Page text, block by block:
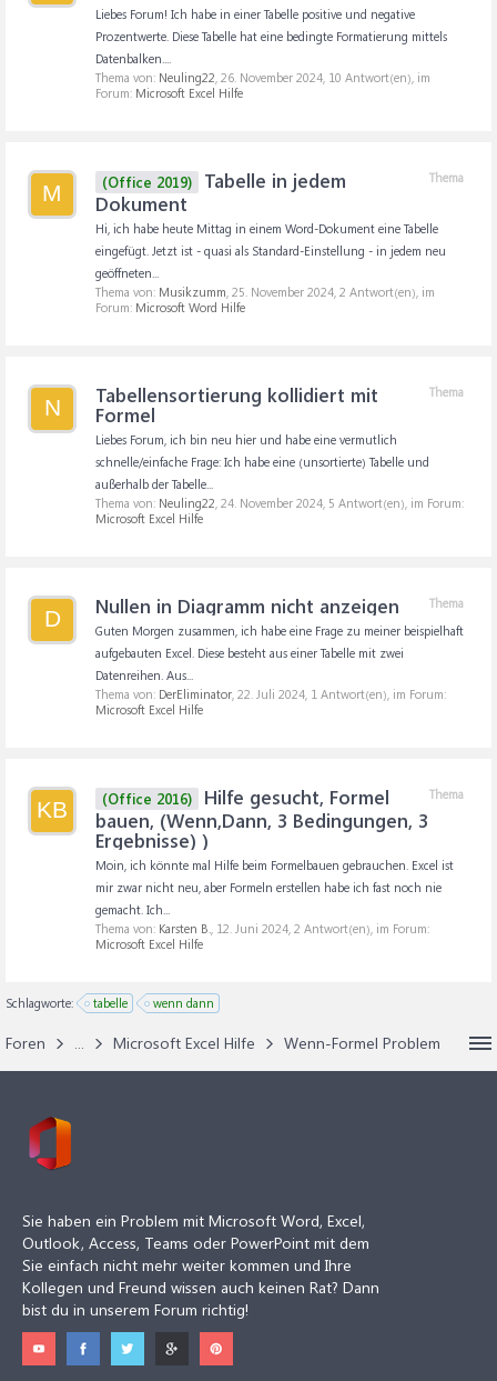
Liebes Forum! Ich habe in einer Tabelle positive und negative
Prozentwerte. Diese Tabelle hat eine bedingte Formatierung mittels
Datenbalken....
Thema von: Neuling22, 26. November 2024, 10 Antwort(en), im
Forum: Microsoft Excel Hilfe
M
Thema
(Office 2019)
Tabelle in jedem
Dokument
Hi, ich habe heute Mittag in einem Word-Dokument eine Tabelle
eingefügt. Jetzt ist - quasi als Standard-Einstellung - in jedem neu
geöffneten...
Thema von: Musikzumm, 25. November 2024, 2 Antwort(en), im
Forum: Microsoft Word Hilfe
N
Thema
Tabellensortierung kollidiert mit
Formel
Liebes Forum, ich bin neu hier und habe eine vermutlich
schnelle/einfache Frage: Ich habe eine (unsortierte) Tabelle und
außerhalb der Tabelle...
Thema von: Neuling22, 24. November 2024, 5 Antwort(en), im Forum:
Microsoft Excel Hilfe
D
Thema
Nullen in Diagramm nicht anzeigen
Guten Morgen zusammen, ich habe eine Frage zu meiner beispielhaft
aufgebauten Excel. Diese besteht aus einer Tabelle mit zwei
Datenreihen. Aus...
Thema von: DerEliminator, 22. Juli 2024, 1 Antwort(en), im Forum:
Microsoft Excel Hilfe
KB
Thema
(Office 2016)
Hilfe gesucht, Formel
bauen, (Wenn,Dann, 3 Bedingungen, 3
Ergebnisse) )
Moin, ich könnte mal Hilfe beim Formelbauen gebrauchen. Excel ist
mir zwar nicht neu, aber Formeln erstellen habe ich fast noch nie
gemacht. Ich...
Thema von: Karsten B., 12. Juni 2024, 2 Antwort(en), im Forum:
Microsoft Excel Hilfe
Schlagworte: tabelle wenn dann
Foren ... Microsoft Excel Hilfe Wenn-Formel Problem
Sie haben ein Problem mit Microsoft Word, Excel,
Outlook, Access, Teams oder PowerPoint mit dem
Sie einfach nicht mehr weiter kommen und Ihre
Kollegen und Freund wissen auch keinen Rat? Dann
bist du in unserem Forum richtig!